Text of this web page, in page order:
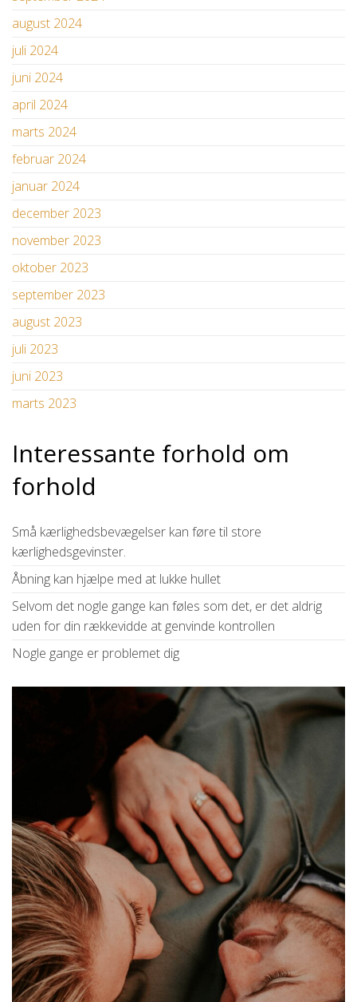
august 2024
juli 2024
juni 2024
april 2024
marts 2024
februar 2024
januar 2024
december 2023
november 2023
oktober 2023
september 2023
august 2023
juli 2023
juni 2023
marts 2023
Interessante forhold om
forhold
Små kærlighedsbevægelser kan føre til store
kærlighedsgevinster.
Åbning kan hjælpe med at lukke hullet
Selvom det nogle gange kan føles som det, er det aldrig
uden for din rækkevidde at genvinde kontrollen
Nogle gange er problemet dig